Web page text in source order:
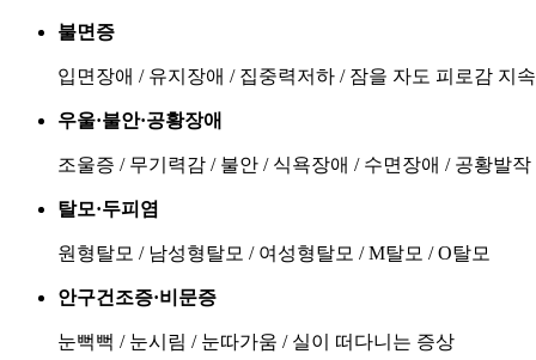
불면증
입면장애 / 유지장애 / 집중력저하 / 잠을 자도 피로감 지속
우울·불안·공황장애
조울증 / 무기력감 / 불안 / 식욕장애 / 수면장애 / 공황발작
탈모·두피염
원형탈모 / 남성형탈모 / 여성형탈모 / M탈모 / O탈모
안구건조증·비문증
눈뻑뻑 / 눈시림 / 눈따가움 / 실이 떠다니는 증상